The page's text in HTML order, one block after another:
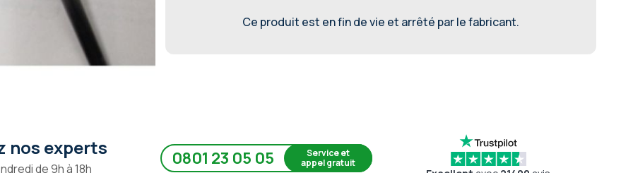
Ce produit est en fin de vie et arrêté par le fabricant.
nos experts
de 9h à 18h 0801 23 05 05
Service et
appel gratuit